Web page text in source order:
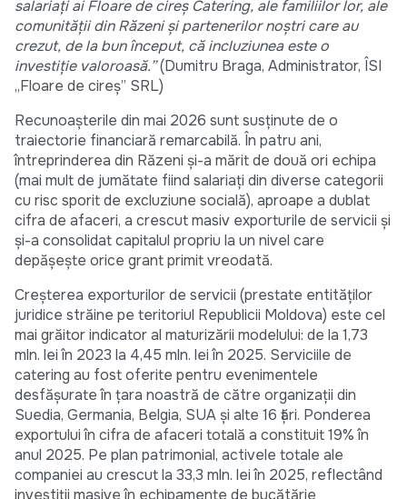
salariați ai Floare de cireș Catering, ale familiilor lor, ale
comunității din Răzeni și partenerilor noștri care au
crezut, de la bun început, că incluziunea este o
investiție valoroasă.”(Dumitru Braga, Administrator, ÎSI
„Floare de cireș” SRL)
Recunoașterile din mai 2026 sunt susținute de o
traiectorie financiară remarcabilă. În patru ani,
întreprinderea din Răzeni și-a mărit de două ori echipa
(mai mult de jumătate fiind salariați din diverse categorii
cu risc sporit de excluziune socială), aproape a dublat
cifra de afaceri, a crescut masiv exporturile de servicii și
și-a consolidat capitalul propriu la un nivel care
depășește orice grant primit vreodată.
Creșterea exporturilor de servicii (prestate entităților
juridice străine pe teritoriul Republicii Moldova) este cel
mai grăitor indicator al maturizării modelului: de la 1,73
mln. lei în 2023 la 4,45 mln. lei în 2025. Serviciile de
catering au fost oferite pentru evenimentele
desfășurate în țara noastră de către organizații din
Suedia, Germania, Belgia, SUA și alte 16 țări. Ponderea
exportului în cifra de afaceri totală a constituit 19% în
anul 2025. Pe plan patrimonial, activele totale ale
companiei au crescut la 33,3 mln. lei în 2025, reflectând
investiții masive în echipamente de bucătărie